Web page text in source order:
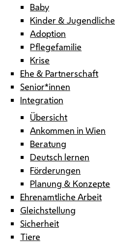
Baby
Kinder & Jugendliche
Adoption
Pflegefamilie
Krise
Ehe & Partnerschaft
Senior*innen
Integration
Übersicht
Ankommen in Wien
Beratung
Deutsch lernen
Förderungen
Planung & Konzepte
Ehrenamtliche Arbeit
Gleichstellung
Sicherheit
Tiere